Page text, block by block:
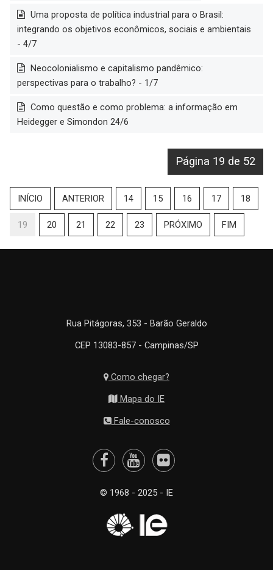
Uma proposta de política industrial para o Brasil:
integrando os objetivos econômicos, sociais e ambientais
- 4/7
Neocolonialismo e capitalismo pandêmico:
perspectivas para o trabalho? - 1/7
Como questão e como problema: a informação em
Heidegger e Simondon 24/6
Página 19 de 52
INÍCIO ANTERIOR 14 15 16 17 18
19 20 21 22 23 PRÓXIMO FIM
Rua Pitágoras, 353 - Barão Geraldo
CEP 13083-857 - Campinas/SP
Como chegar?
Mapa do IE
Fale-conosco
© 1968 - 2025 - IE